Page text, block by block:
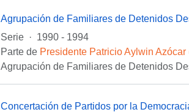
Agrupación de Familiares de Detenidos
Serie · 1990 - 1994
Parte de Presidente Patricio Aylwin Azócar
Agrupación de Familiares de Detenidos
Concertación de Partidos por la